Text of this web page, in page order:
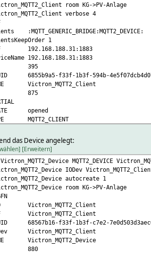
room KG->PV-Anlage
verbose 4
:MQTT_GENERIC_BRIDGE:MQTT2_DEVICE:
1
192.168.188.31:1883
192.168.188.31:1883
395
6855b9a5-f33f-1b3f-594b-
Victron_MQTT2_Client
875
opened
MQTT2_CLIENT
Victron_MQTT2_Client
1
1750498100.86772
10
5
^.
^.
06-21 11:18:50 state opened
Victron_MQTT2_Client opened
Victron_MQTT2_Client 2025-06-21 11:18:50
das Device angelegt:
Erweitern
MQTT2_DEVICE
IODev
autocreate 1
room KG->PV-Anlage
Victron_MQTT2_Client
Victron_MQTT2_Client
68567b16-f33f-1b3f-c7e2-
Victron_MQTT2_Client
Victron_MQTT2_Device
880